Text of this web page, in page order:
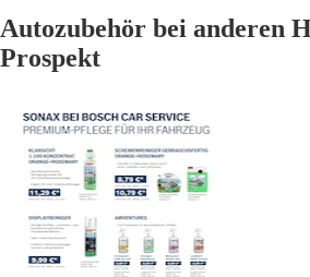
Autozubehör bei anderen
Prospekt